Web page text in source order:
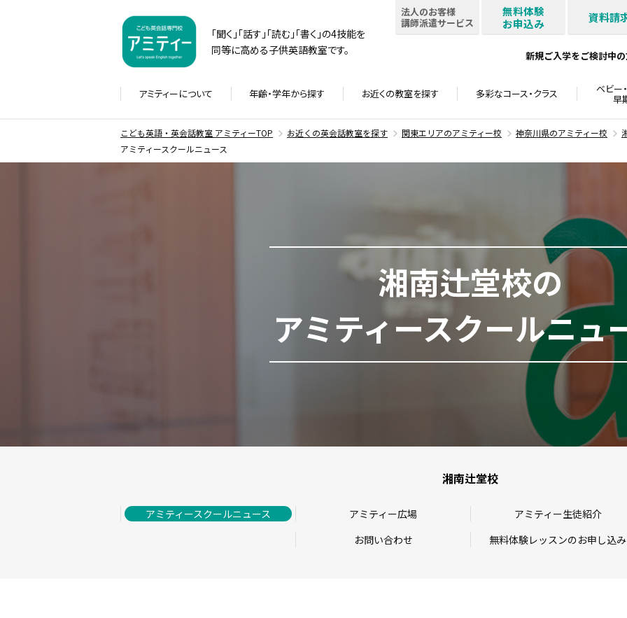
「聞く」「話す」「読む」「書く」の4技能を
同等に高める子供英語教室です。
法人のお客様
講師派遣サービス
無料体験
お申込み
資料請
新規ご入学をご検討中
アミティーについて 年齢・学年から探す お近くの教室を探す 多彩なコース・クラス ベビー
早
こども英語・英会話教室 アミティーTOP お近くの英会話教室を探す 関東エリアのアミティー校 神奈川県のアミティー校
アミティースクールニュース
湘南辻堂校の
アミティースクールニュ
湘南辻堂校
アミティースクールニュース アミティー広場 アミティー生徒紹介
お問い合わせ
無料体験レッスンのお申し込み